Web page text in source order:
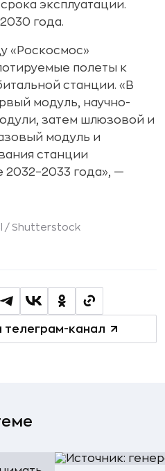
эксплуатации.
года.
«Роскосмос»
полеты к
станции. «В
модуль, научно-
затем шлюзовой и
модуль и
станции
года», —
/ Shutterstock
телеграм-канал